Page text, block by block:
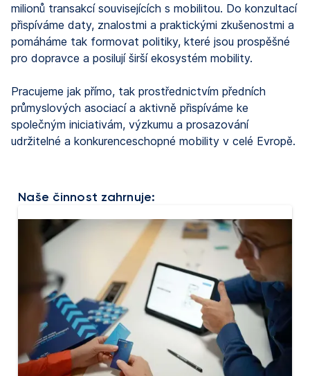
milionů transakcí souvisejících s mobilitou. Do konzultací
přispíváme daty, znalostmi a praktickými zkušenostmi a
pomáháme tak formovat politiky, které jsou prospěšné
pro dopravce a posilují širší ekosystém mobility.
Pracujeme jak přímo, tak prostřednictvím předních
průmyslových asociací a aktivně přispíváme ke
společným iniciativám, výzkumu a prosazování
udržitelné a konkurenceschopné mobility v celé Evropě.
Naše činnost zahrnuje: